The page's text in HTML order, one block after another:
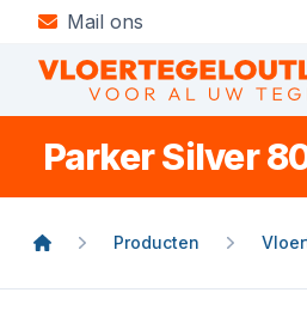
Mail ons
Parker Silver
Producten